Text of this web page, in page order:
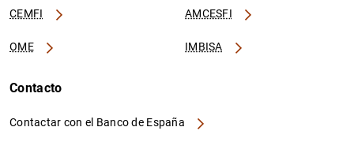
CEMFI AMCESFI
OME IMBISA
Contacto
Contactar con el Banco de España